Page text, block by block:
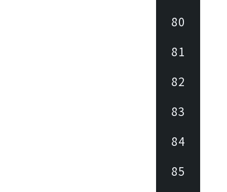
80
81
82
83
84
85